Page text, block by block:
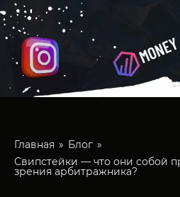
Главная
Блог
Свипстейки — что они собой
зрения арбитражника?